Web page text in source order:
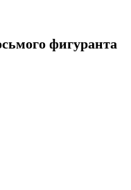
фигуранта